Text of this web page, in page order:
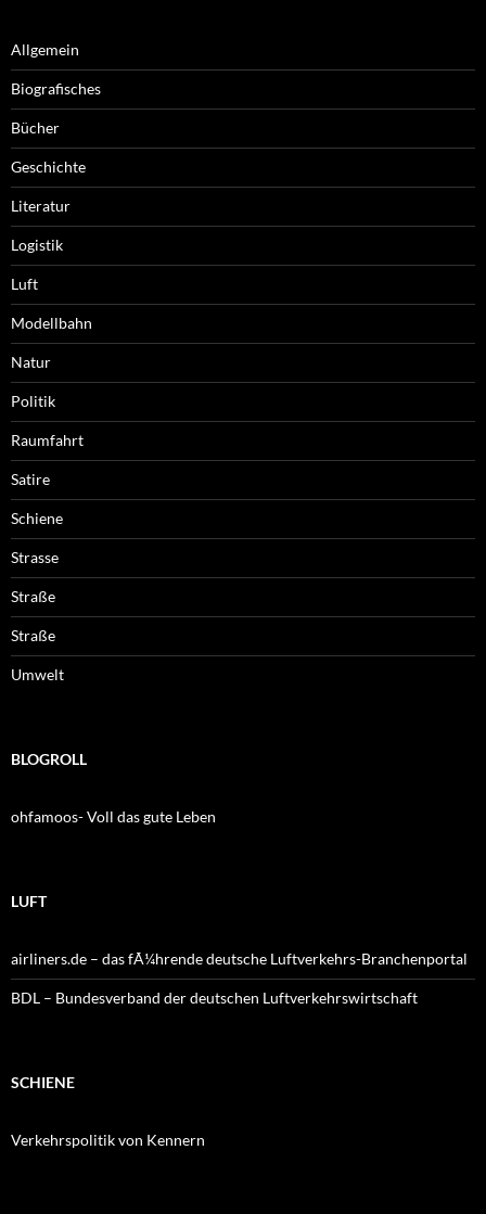
Allgemein
Biografisches
Bücher
Geschichte
Literatur
Logistik
Luft
Modellbahn
Natur
Politik
Raumfahrt
Satire
Schiene
Strasse
Straße
Straße
Umwelt
BLOGROLL
ohfamoos- Voll das gute Leben
LUFT
airliners.de – das fÃ¼hrende deutsche Luftverkehrs-Branchenportal
BDL – Bundesverband der deutschen Luftverkehrswirtschaft
SCHIENE
Verkehrspolitik von Kennern